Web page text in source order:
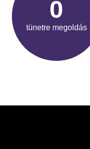
0
tünetre megoldás